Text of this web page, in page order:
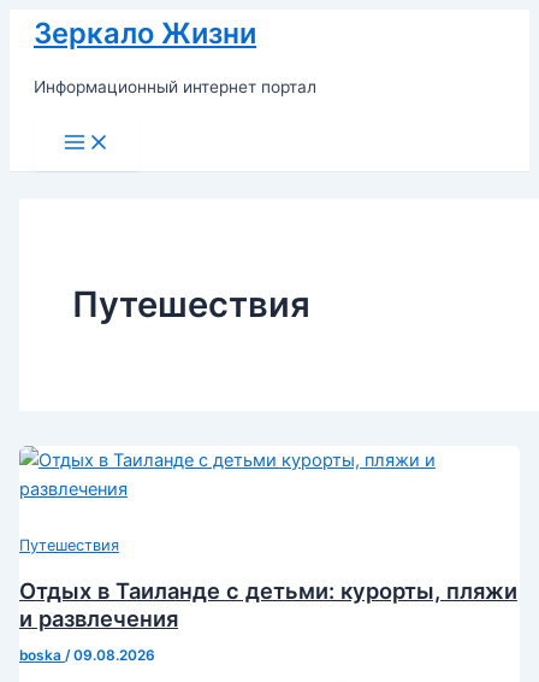
Перейти
содержимому
Зеркало Жизни
Информационный интернет портал
Main
Menu
Путешествия
Путешествия
Отдых в Таиланде с детьми: курорты, пляжи
и развлечения
boska /09.08.2026